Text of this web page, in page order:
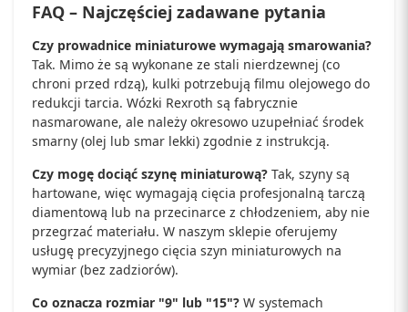
FAQ – Najczęściej zadawane pytania
Czy prowadnice miniaturowe wymagają smarowania?
Tak. Mimo że są wykonane ze stali nierdzewnej (co
chroni przed rdzą), kulki potrzebują filmu olejowego do
redukcji tarcia. Wózki Rexroth są fabrycznie
nasmarowane, ale należy okresowo uzupełniać środek
smarny (olej lub smar lekki) zgodnie z instrukcją.
Czy mogę dociąć szynę miniaturową? Tak, szyny są
hartowane, więc wymagają cięcia profesjonalną tarczą
diamentową lub na przecinarce z chłodzeniem, aby nie
przegrzać materiału. W naszym sklepie oferujemy
usługę precyzyjnego cięcia szyn miniaturowych na
wymiar (bez zadziorów).
Co oznacza rozmiar "9" lub "15"? W systemach